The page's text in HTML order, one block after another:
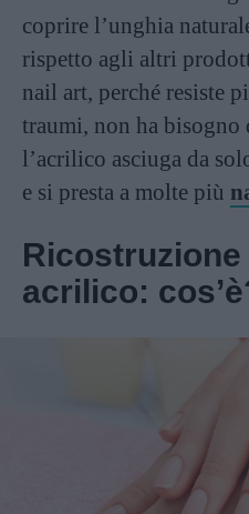
coprire l’unghia
rispetto agli altri
nail art, perché resiste
traumi, non ha
l’acrilico asciuga da
e si presta a molte più
Ricostruzione
acrilico: